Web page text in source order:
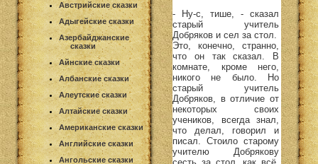
Австрийские сказки
Адыгейские сказки
Азербайджанские
сказки
Айнские сказки
Албанские сказки
Алеутские сказки
Алтайские сказки
Американские сказки
Английские сказки
Ангольские сказки
- Ну-с, тише, - сказал
старый учитель
Добряков и сел за стол.
Это, конечно, странно,
что он так сказал. В
комнате, кроме него,
никого не было. Но
старый учитель
Добряков, в отличие от
некоторых своих
учеников, всегда знал,
что делал, говорил и
писал. Стоило старому
учителю Добрякову